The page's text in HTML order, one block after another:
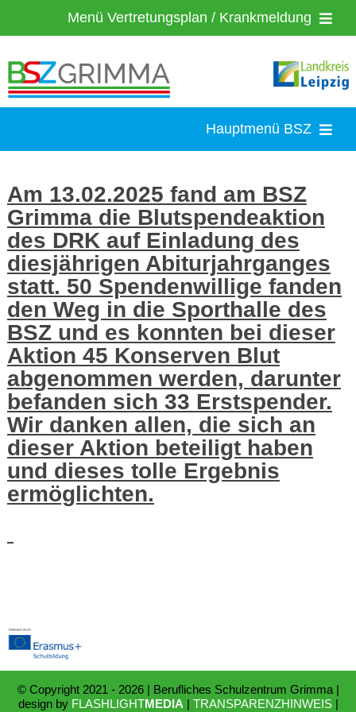
springen
Menü Vertretungsplan / Krankmeldung
Kontakt
Vertretungsplan
Bewerbung
Feedback
Hauptmenü BSZ
Loginbereich
Bildungsgänge
Organisation
Schulleben
News
Kontakt
Am 13.02.2025 fand am BSZ
Grimma die Blutspendeaktion
des DRK auf Einladung des
diesjährigen Abiturjahrganges
statt. 50 Spendenwillige fanden
den Weg in die Sporthalle des
BSZ und es konnten bei dieser
Aktion 45 Konserven Blut
abgenommen werden, darunter
befanden sich 33 Erstspender.
Wir danken allen, die sich an
dieser Aktion beteiligt haben
und dieses tolle Ergebnis
ermöglichten.
© Copyright 2021 - 2026 | Berufliches Schulzentrum Grimma |
design by FLASHLIGHTMEDIA | TRANSPARENZHINWEIS|